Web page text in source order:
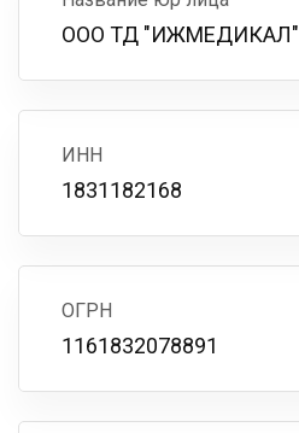
ООО ТД "ИЖМЕДИКАЛ"
ИНН
1831182168
ОГРН
1161832078891